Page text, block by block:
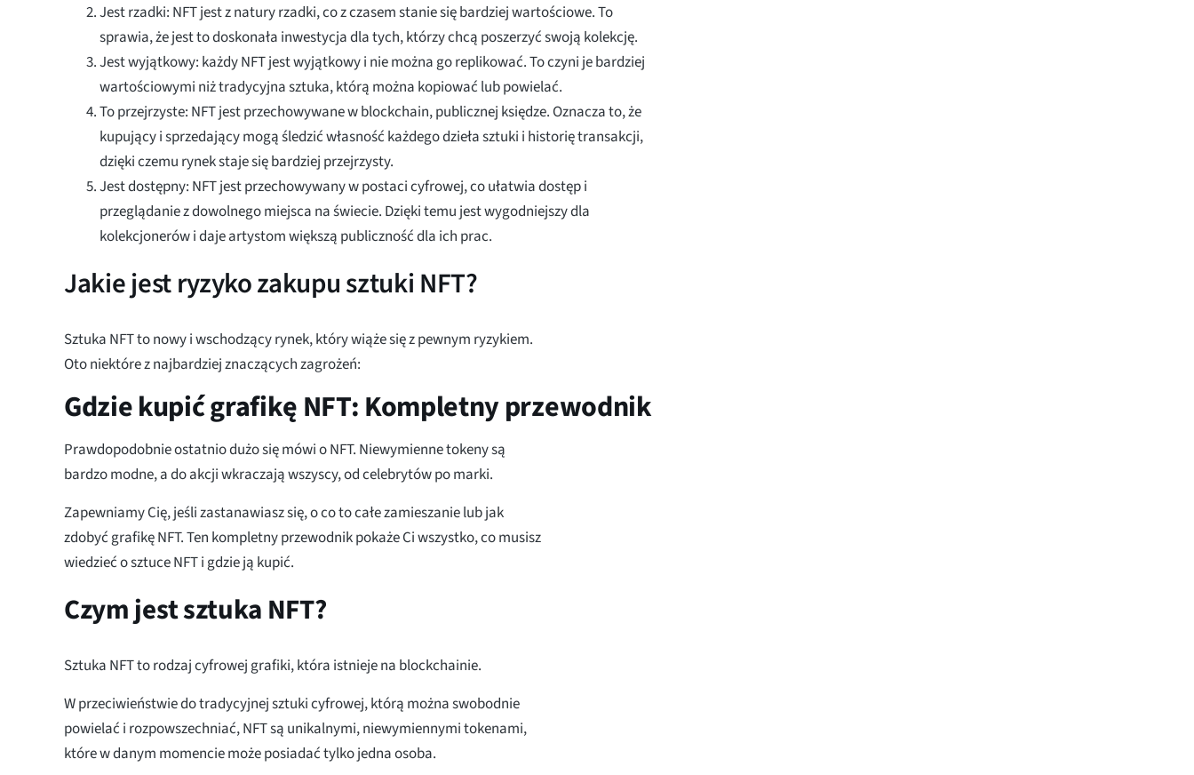
Jest rzadki: NFT jest z natury rzadki, co z czasem stanie się bardziej wartościowe. To
sprawia, że jest to doskonała inwestycja dla tych, którzy chcą poszerzyć swoją kolekcję.
Jest wyjątkowy: każdy NFT jest wyjątkowy i nie można go replikować. To czyni je bardziej
wartościowymi niż tradycyjna sztuka, którą można kopiować lub powielać.
To przejrzyste: NFT jest przechowywane w blockchain, publicznej księdze. Oznacza to, że
kupujący i sprzedający mogą śledzić własność każdego dzieła sztuki i historię transakcji,
dzięki czemu rynek staje się bardziej przejrzysty.
Jest dostępny: NFT jest przechowywany w postaci cyfrowej, co ułatwia dostęp i
przeglądanie z dowolnego miejsca na świecie. Dzięki temu jest wygodniejszy dla
kolekcjonerów i daje artystom większą publiczność dla ich prac.
Jakie jest ryzyko zakupu sztuki NFT?
Sztuka NFT to nowy i wschodzący rynek, który wiąże się z pewnym ryzykiem.
Oto niektóre z najbardziej znaczących zagrożeń:
Gdzie kupić grafikę NFT: Kompletny przewodnik
Prawdopodobnie ostatnio dużo się mówi o NFT. Niewymienne tokeny są
bardzo modne, a do akcji wkraczają wszyscy, od celebrytów po marki.
Zapewniamy Cię, jeśli zastanawiasz się, o co to całe zamieszanie lub jak
zdobyć grafikę NFT. Ten kompletny przewodnik pokaże Ci wszystko, co musisz
wiedzieć o sztuce NFT i gdzie ją kupić.
Czym jest sztuka NFT?
Sztuka NFT to rodzaj cyfrowej grafiki, która istnieje na blockchainie.
W przeciwieństwie do tradycyjnej sztuki cyfrowej, którą można swobodnie
powielać i rozpowszechniać, NFT są unikalnymi, niewymiennymi tokenami,
które w danym momencie może posiadać tylko jedna osoba.